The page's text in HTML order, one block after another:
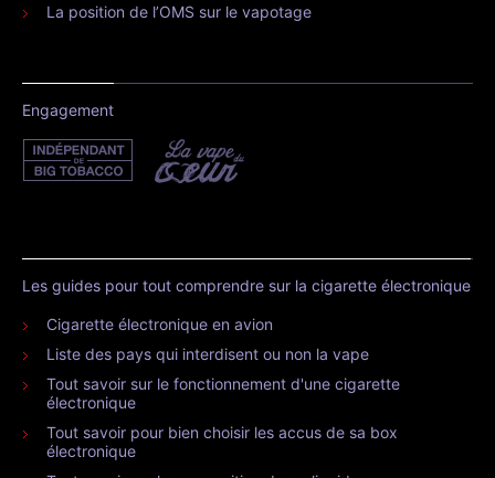
La position de l’OMS sur le vapotage
Engagement
Les guides pour tout comprendre sur la cigarette électronique
Cigarette électronique en avion
Liste des pays qui interdisent ou non la vape
Tout savoir sur le fonctionnement d'une cigarette
électronique
Tout savoir pour bien choisir les accus de sa box
électronique